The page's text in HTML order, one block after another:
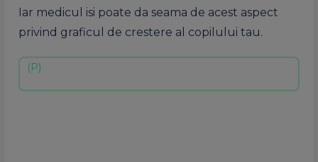
Iar medicul isi poate da seama de acest aspect
privind graficul de crestere al copilului tau.